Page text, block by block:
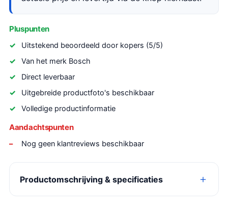
Pluspunten
Uitstekend beoordeeld door kopers (5/5)
Van het merk Bosch
Direct leverbaar
Uitgebreide productfoto's beschikbaar
Volledige productinformatie
Aandachtspunten
Nog geen klantreviews beschikbaar
Productomschrijving & specificaties